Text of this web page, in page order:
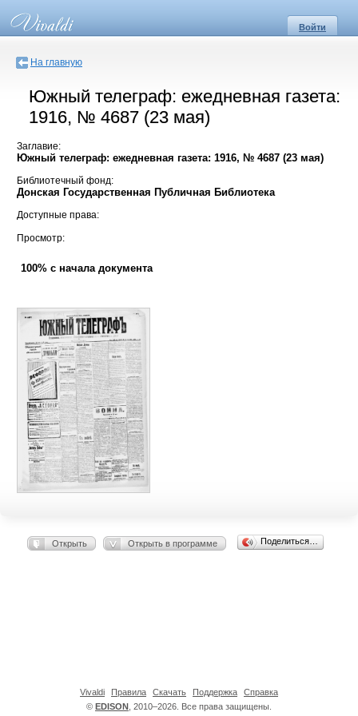
Войти
На главную
Южный телеграф: ежедневная газета:
1916, № 4687 (23 мая)
Заглавие:
Южный телеграф: ежедневная газета: 1916, № 4687 (23 мая)
Библиотечный фонд:
Донская Государственная Публичная Библиотека
Доступные права:
Просмотр:
100% с начала документа
Открыть Открыть в программе Поделиться…
© EDISON , 2010–2026. Все права защищены.
Vivaldi Правила Скачать Поддержка Справка